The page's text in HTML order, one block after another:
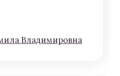
Влaдимирoвна